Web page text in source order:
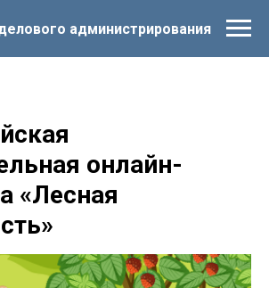
администрирования
онлайн-
«Лесная